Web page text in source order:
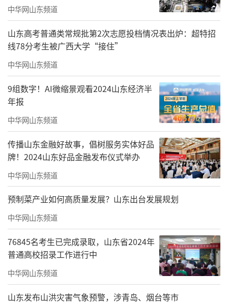
洲腹地、内河航运联通京杭大运河与长江，山
东构建的多条沿黄陆海大通道，有效畅通国内
国际双循环，逐渐发挥出物流高效、贸易便
利、融合加速的多重经济效益。
物流降本增效持续提升经济运行效率
在加速通道建设的同时，山东通过科技创
新、模式创新等方式，力争提升物流时效、降
低运输成本，让沿黄陆海大通道更加畅行无
阻。
中华网山东频道
山东高考普通类常规批第2次志愿投档情况表出炉：超特招
线78分考生被广西大学“接住”
中华网山东频道
9组数字！AI微缩景观看2024山东经济半
年报
中华网山东频道
传播山东金融好故事，倡树服务实体好品
牌！2024山东好品金融发布仪式举办
中华网山东频道
预制菜产业如何高质量发展？山东出台发展规划
中华网山东频道
76845名考生已完成录取，山东省2024年
普通高校招录工作进行中
中华网山东频道
山东发布山洪灾害气象预警，涉青岛、烟台等市